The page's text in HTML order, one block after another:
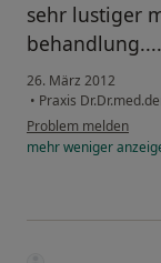
sehr lustiger
behandlung....
26. März 2012
• Praxis
Problem melden
mehrweniger